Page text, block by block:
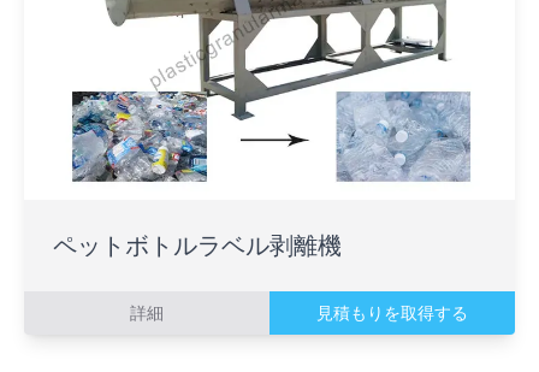
ペットボトルラベル剥離機
詳細 見積もりを取得する